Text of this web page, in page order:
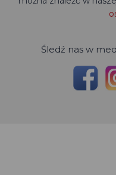
Śledź nas w